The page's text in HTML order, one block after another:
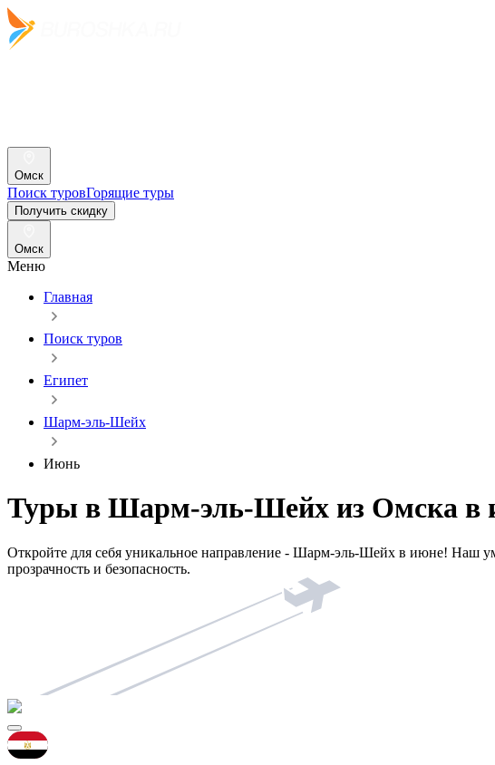
Омск
Поиск туровГорящие туры
Получить скидку
Омск
Меню
Главная
Поиск туров
Египет
Шарм-эль-Шейх
Июнь
Туры в Шарм-эль-Шейх из Омска в
Откройте для себя уникальное направление - Шарм-эль-Шейх в июне! Наш
прозрачность и безопасность.